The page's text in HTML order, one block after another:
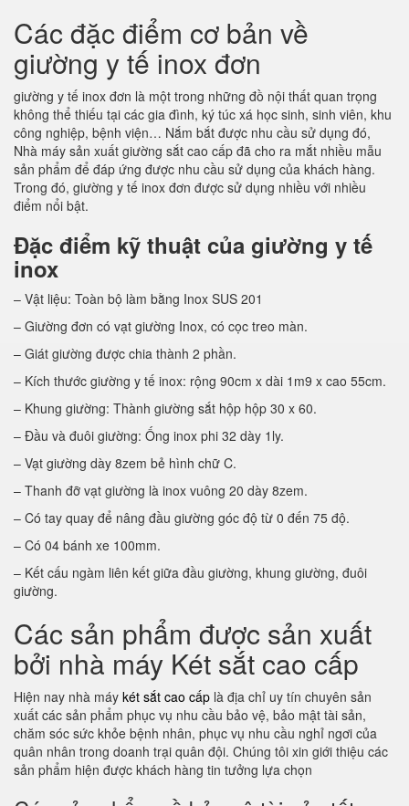
Các đặc điểm cơ bản về
giường y tế inox đơn
giường y tế inox đơn là một trong những đồ nội thất quan trọng
không thể thiếu tại các gia đình, ký túc xá học sinh, sinh viên, khu
công nghiệp, bệnh viện… Nắm bắt được nhu cầu sử dụng đó,
Nhà máy sản xuất giường sắt cao cấp đã cho ra mắt nhiều mẫu
sản phẩm để đáp ứng được nhu cầu sử dụng của khách hàng.
Trong đó, giường y tế inox đơn được sử dụng nhiều với nhiều
điểm nổi bật.
Đặc điểm kỹ thuật của giường y tế
inox
– Vật liệu: Toàn bộ làm bằng Inox SUS 201
– Giường đơn có vạt giường Inox, có cọc treo màn.
– Giát giường được chia thành 2 phần.
– Kích thước giường y tế inox: rộng 90cm x dài 1m9 x cao 55cm.
– Khung giường: Thành giường sắt hộp hộp 30 x 60.
– Đầu và đuôi giường: Ống inox phi 32 dày 1ly.
– Vạt giường dày 8zem bẻ hình chữ C.
– Thanh đỡ vạt giường là inox vuông 20 dày 8zem.
– Có tay quay để nâng đầu giường góc độ từ 0 đến 75 độ.
– Có 04 bánh xe 100mm.
– Kết cấu ngàm liên kết giữa đầu giường, khung giường, đuôi
giường.
Các sản phẩm được sản xuất
bởi nhà máy Két sắt cao cấp
Hiện nay nhà máy két sắt cao cấp là địa chỉ uy tín chuyên sản
xuất các sản phẩm phục vụ nhu cầu bảo vệ, bảo mật tài sản,
chăm sóc sức khỏe bệnh nhân, phục vụ nhu cầu nghỉ ngơi của
quân nhân trong doanh trại quân đội. Chúng tôi xin giới thiệu các
sản phẩm hiện được khách hàng tin tưởng lựa chọn